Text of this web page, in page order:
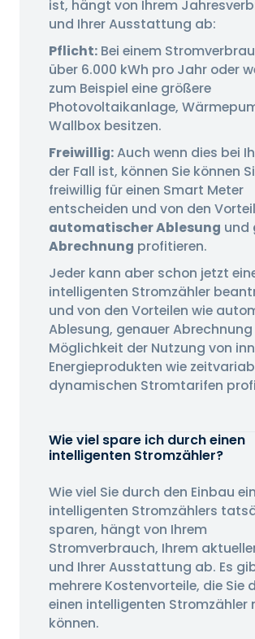
ist, hängt von Ihrem
und Ihrer Ausstattung ab:
Pflicht:Bei einem
über 6.000 kWh pro Jahr oder
zum Beispiel eine größere
Photovoltaikanlage,
Wallbox besitzen.
Freiwillig:Auch wenn dies bei
der Fall ist, können Sie können
freiwillig für einen Smart Meter
entscheiden und von den
automatischer Ablesung und
Abrechnung profitieren.
Jeder kann aber schon jetzt
intelligenten Stromzähler
und von den Vorteilen wie
Ablesung, genauer
Möglichkeit der Nutzung von
Energieprodukten wie
dynamischen Stromtarifen
Wie viel spare ich durch einen
intelligenten Stromzähler?
Wie viel Sie durch den Einbau
intelligenten Stromzählers
sparen, hängt von Ihrem
Stromverbrauch, Ihrem
und Ihrer Ausstattung ab. Es
mehrere Kostenvorteile, die Sie
einen intelligenten Stromzähler
können.